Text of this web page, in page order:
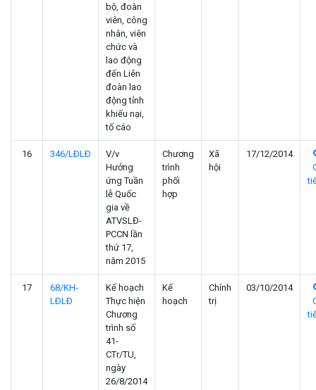
bộ, đoàn
viên, công
nhân, viên
chức và
lao động
đến Liên
đoàn lao
động tỉnh
khiếu nại,
tố cáo
16 346/LÐLÐ
V/v
Hưởng
ứng Tuần
lễ Quốc
gia về
ATVSLĐ-
PCCN lần
thứ 17,
năm 2015
Chương
trình
phối
hợp
Xã
hội
17/12/2014
17
68/KH-
LÐLÐ
Kế hoạch
Thực hiện
Chương
trình số
41-
CTr/TU,
ngày
26/8/2014
Kế
hoạch
Chính
trị
03/10/2014